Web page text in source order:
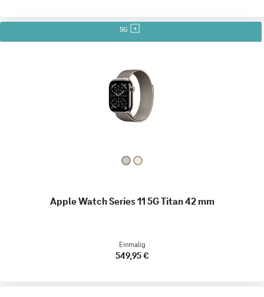
5G
Apple Watch Series 11 5G Titan 42 mm
Einmalig
549,95 €